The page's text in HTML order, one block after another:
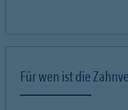
Für wen ist die